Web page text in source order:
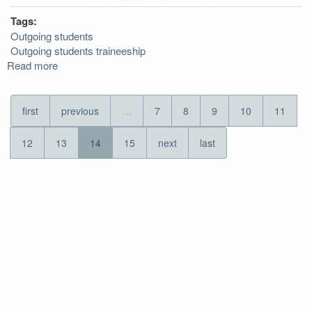
Tags:
Outgoing students
Outgoing students traineeship
Read more
Μάθησης
για
Πρακτική
Άσκηση
first previous … 7 8 9 10 11
12 13 14 15 next last